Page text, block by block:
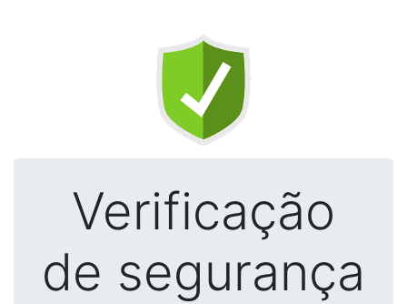
Verificação
de segurança